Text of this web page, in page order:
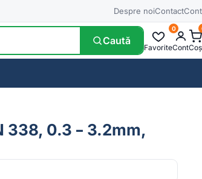
Despre noiContactCont
Caută
Favorite
0
ContCoș
338, 0.3 – 3.2mm,